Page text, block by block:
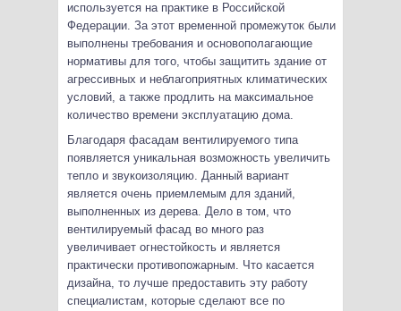
используется на практике в Российской
Федерации. За этот временной промежуток были
выполнены требования и основополагающие
нормативы для того, чтобы защитить здание от
агрессивных и неблагоприятных климатических
условий, а также продлить на максимальное
количество времени эксплуатацию дома.
Благодаря фасадам вентилируемого типа
появляется уникальная возможность увеличить
тепло и звукоизоляцию. Данный вариант
является очень приемлемым для зданий,
выполненных из дерева. Дело в том, что
вентилируемый фасад во много раз
увеличивает огнестойкость и является
практически противопожарным. Что касается
дизайна, то лучше предоставить эту работу
специалистам, которые сделают все по